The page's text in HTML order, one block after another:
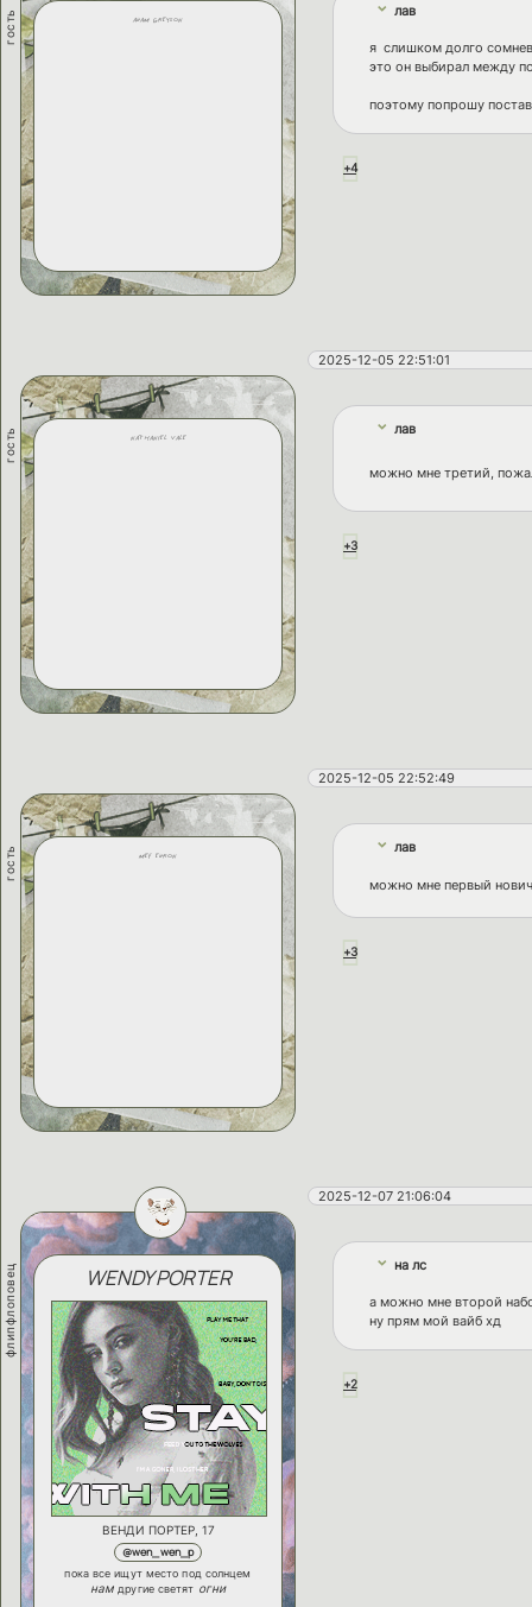
гость adam greyson лав
я слишком долго
это он выбирал между
поэтому попрошу
+4
2025-12-05 22:51:01
гость nathaniel vale лав
можно мне третий,
+3
2025-12-05 22:52:49
гость mef edron лав
можно мне первый
+3
2025-12-07 21:06:04
флипфлоповец WENDY PORTER
ВЕНДИ ПОРТЕР, 17
@wen_wen_p
пока все ищут место под солнцем
нам другие светят огни
на лс
а можно мне второй
ну прям мой вайб хд
+2